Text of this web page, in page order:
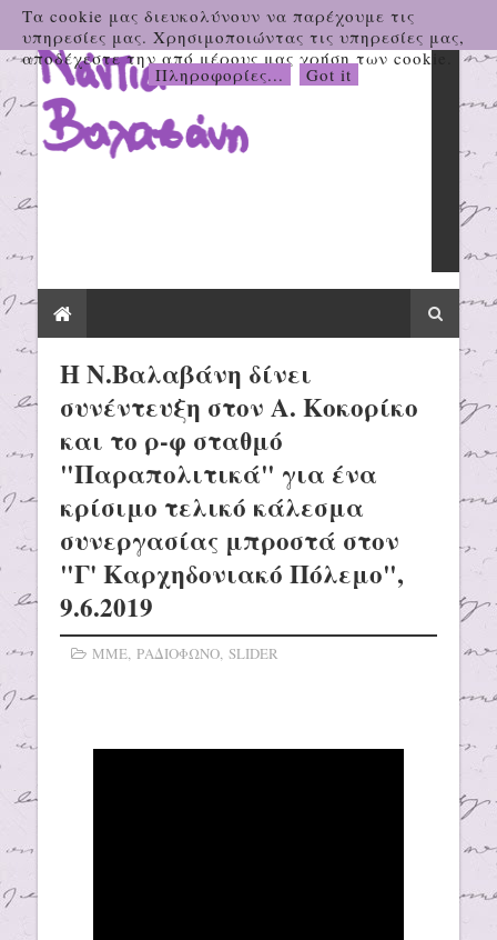
Η Ν.Βαλαβάνη δίνει
συνέντευξη στον Α. Κοκορίκο
και το ρ-φ σταθμό
"Παραπολιτικά" για ένα
κρίσιμο τελικό κάλεσμα
συνεργασίας μπροστά στον
"Γ' Καρχηδονιακό Πόλεμο",
9.6.2019
ΜΜΕ, ΡΑΔΙΟΦΩΝΟ, SLIDER
Τα cookie μας διευκολύνουν να παρέχουμε τις
υπηρεσίες μας. Χρησιμοποιώντας τις υπηρεσίες μας,
αποδέχεστε την από μέρους μας χρήση των cookie.
Πληροφορίες... Got it